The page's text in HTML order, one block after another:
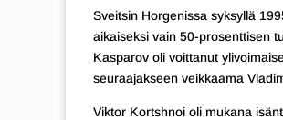
Sveitsin Horgenissa syksyllä
aikaiseksi vain 50-prosenttisen
Kasparov oli voittanut
seuraajakseen veikkaama
Viktor Kortshnoi oli mukana